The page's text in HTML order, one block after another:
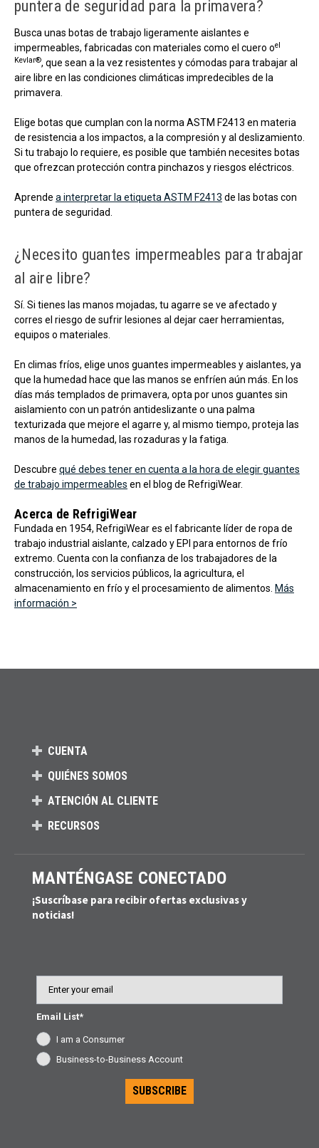
puntera de seguridad para la primavera?
Busca unas botas de trabajo ligeramente aislantes e
impermeables, fabricadas con materiales como el cuero oel
Kevlar®, que sean a la vez resistentes y cómodas para trabajar al
aire libre en las condiciones climáticas impredecibles de la
primavera.
Elige botas que cumplan con la norma ASTM F2413 en materia
de resistencia a los impactos, a la compresión y al deslizamiento.
Si tu trabajo lo requiere, es posible que también necesites botas
que ofrezcan protección contra pinchazos y riesgos eléctricos.
Aprende a interpretar la etiqueta ASTM F2413 de las botas con
puntera de seguridad.
¿Necesito guantes impermeables para trabajar
al aire libre?
Sí. Si tienes las manos mojadas, tu agarre se ve afectado y
corres el riesgo de sufrir lesiones al dejar caer herramientas,
equipos o materiales.
En climas fríos, elige unos guantes impermeables y aislantes, ya
que la humedad hace que las manos se enfríen aún más. En los
días más templados de primavera, opta por unos guantes sin
aislamiento con un patrón antideslizante o una palma
texturizada que mejore el agarre y, al mismo tiempo, proteja las
manos de la humedad, las rozaduras y la fatiga.
Descubre qué debes tener en cuenta a la hora de elegir guantes
de trabajo impermeables en el blog de RefrigiWear.
Acerca de RefrigiWear
Fundada en 1954, RefrigiWear es el fabricante líder de ropa de
trabajo industrial aislante, calzado y EPI para entornos de frío
extremo. Cuenta con la confianza de los trabajadores de la
construcción, los servicios públicos, la agricultura, el
almacenamiento en frío y el procesamiento de alimentos. Más
información >
CUENTA
QUIÉNES SOMOS
ATENCIÓN AL CLIENTE
RECURSOS
MANTÉNGASE CONECTADO
¡Suscríbase para recibir ofertas exclusivas y
noticias!
Email List*
I am a Consumer
Business-to-Business Account
SUBSCRIBE